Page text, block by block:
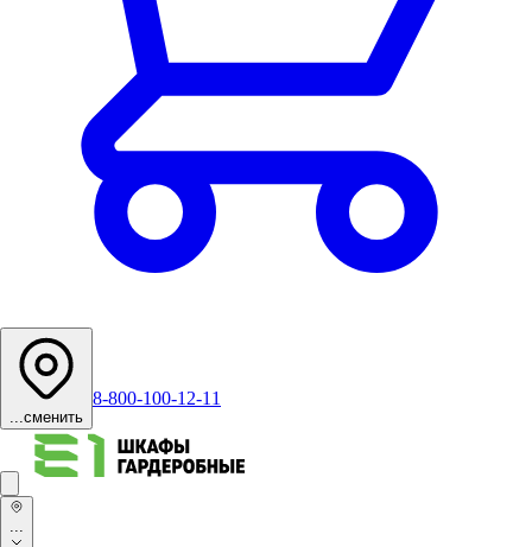
...сменить
8-800-100-12-11
...